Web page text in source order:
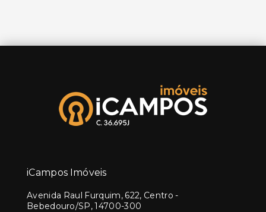
iCampos Imóveis
Avenida Raul Furquim, 622, Centro -
Bebedouro/SP, 14700-300